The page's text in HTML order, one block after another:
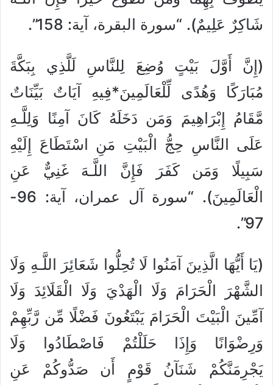
شَاكِرٌ عَلِيمٌ). “سورة البقرة، آية: 158”.
(إِنَّ أَوَّلَ بَيْتٍ وُضِعَ لِلنَّاسِ لَلَّذِي بِبَكَّةَ
مُبَارَكًا وَهُدًى لِّلْعَالَمِينَ*فِيهِ آيَاتٌ بَيِّنَاتٌ
مَّقَامُ إِبْرَاهِيمَ وَمَن دَخَلَهُ كَانَ آمِنًا وَلِلَّـهِ
عَلَى النَّاسِ حِجُّ الْبَيْتِ مَنِ اسْتَطَاعَ إِلَيْهِ
سَبِيلًا وَمَن كَفَرَ فَإِنَّ اللَّـهَ غَنِيٌّ عَنِ
الْعَالَمِينَ). “سورة آل عمران، آية: 96-
97”.
(يَا أَيُّهَا الَّذِينَ آمَنُوا لَا تُحِلُّوا شَعَائِرَ اللَّـهِ وَلَا
الشَّهْرَ الْحَرَامَ وَلَا الْهَدْيَ وَلَا الْقَلَائِدَ وَلَا
آمِّينَ الْبَيْتَ الْحَرَامَ يَبْتَغُونَ فَضْلًا مِّن رَّبِّهِمْ
وَرِضْوَانًا وَإِذَا حَلَلْتُمْ فَاصْطَادُوا وَلَا
يَجْرِمَنَّكُمْ شَنَآنُ قَوْمٍ أَن صَدُّوكُمْ عَنِ